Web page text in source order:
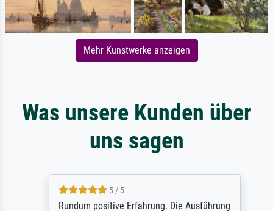
Mehr Kunstwerke anzeigen
Was unsere Kunden über
uns sagen
5 / 5
Rundum positive Erfahrung. Die Ausführung